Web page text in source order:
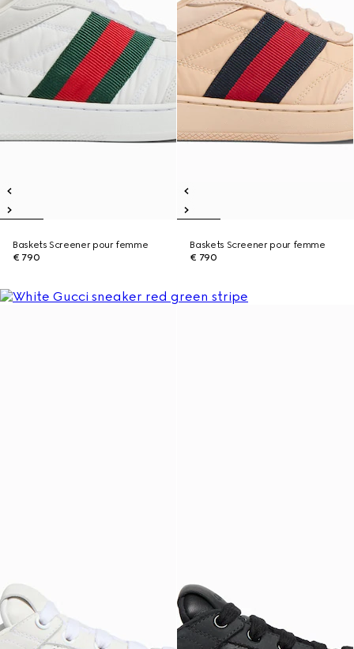
Baskets Screener pour femme
€ 790
Baskets Screener pour femme
€ 790